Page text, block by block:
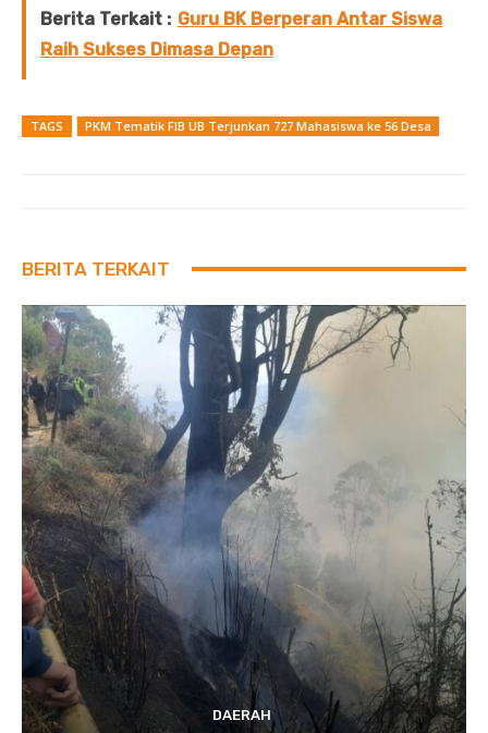
Berita Terkait : Guru BK Berperan Antar Siswa
Raih Sukses Dimasa Depan
TAGS PKM Tematik FIB UB Terjunkan 727 Mahasiswa ke 56 Desa
BERITA TERKAIT
DAERAH